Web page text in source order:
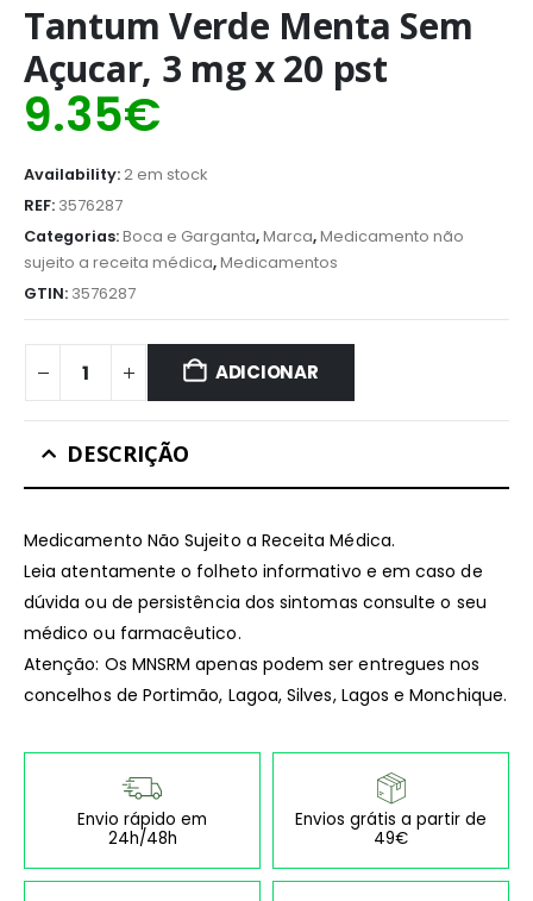
Tantum Verde Menta Sem
Açucar, 3 mg x 20 pst
9.35€
Availability:2 em stock
REF: 3576287
Categorias:Boca e Garganta,Marca,Medicamento não
sujeito a receita médica,Medicamentos
GTIN: 3576287
ADICIONAR
DESCRIÇÃO
Medicamento Não Sujeito a Receita Médica.
Leia atentamente o folheto informativo e em caso de
dúvida ou de persistência dos sintomas consulte o seu
médico ou farmacêutico.
Atenção: Os MNSRM apenas podem ser entregues nos
concelhos de Portimão, Lagoa, Silves, Lagos e Monchique.
Envio rápido em
24h/48h
Envios grátis a partir de
49€